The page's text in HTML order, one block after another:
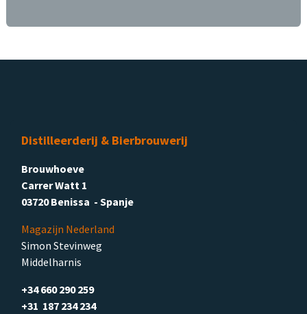
Distilleerderij & Bierbrouwerij
Brouwhoeve
Carrer Watt 1
03720 Benissa - Spanje
Magazijn Nederland
Simon Stevinweg
Middelharnis
+34 660 290 259
+31 187 234 234